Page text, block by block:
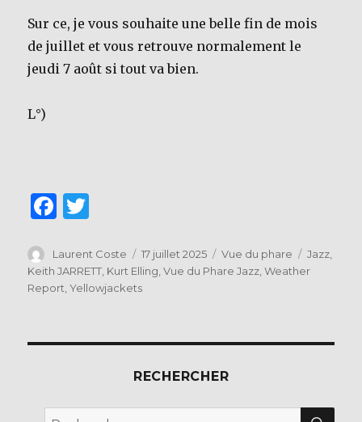
Sur ce, je vous souhaite une belle fin de mois
de juillet et vous retrouve normalement le
jeudi 7 août si tout va bien.
L°)
F
c
e
o
it
te
Auteur
Laurent Coste
Publié
le
17 juillet 2025 Catégories
Vue du phare Étiquettes
Jazz,
Keith JARRETT, Kurt Elling,Vue du Phare Jazz,Weather
Report,Yellowjackets
RECHERCHER
Recherche